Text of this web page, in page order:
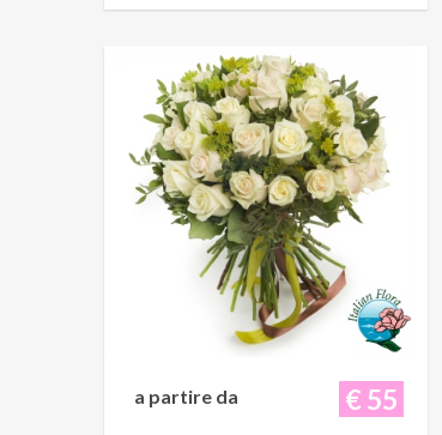
€ 55
a partire da